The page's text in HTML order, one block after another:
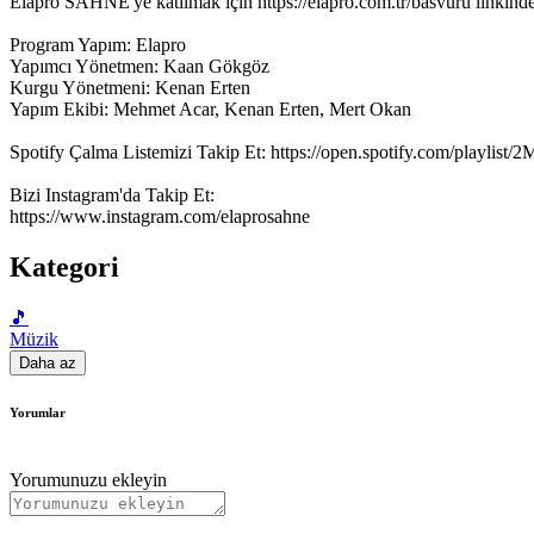
Program Yapım: Elapro
Yapımcı Yönetmen: Kaan Gökgöz
Kurgu Yönetmeni: Kenan Erten
Yapım Ekibi: Mehmet Acar, Kenan Erten, Mert Okan
Spotify Çalma Listemizi Takip Et: https://open.spotify.com/playlist/
Bizi Instagram'da Takip Et:
https://www.instagram.com/elaprosahne
Kategori
🎵
Müzik
Daha az
Yorumlar
Yorumunuzu ekleyin